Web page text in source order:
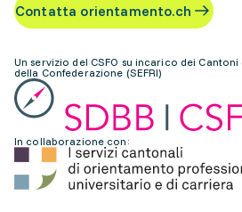
Contatta orientamento.ch
Un servizio del CSFO su incarico dei Cantoni
della Confederazione (SEFRI)
In collaborazione con: